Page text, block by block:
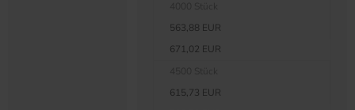
563,88 EUR
671,02 EUR
615,73 EUR